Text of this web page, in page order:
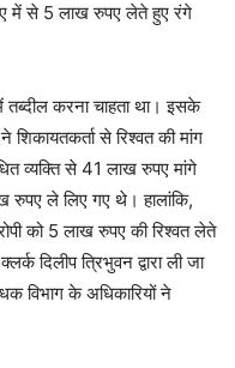
में से 5 लाख रुपए लेते हुए रंगे
तब्दील करना चाहता था। इसके
से रिश्वत की मांग
व्यक्ति से 41 लाख रुपए मांगे
रुपए ले लिए गए थे। हालांकि,
को 5 लाख रुपए की रिश्वत लेते
दिलीप त्रिभुवन द्वारा ली जा
विभाग के अधिकारियों ने